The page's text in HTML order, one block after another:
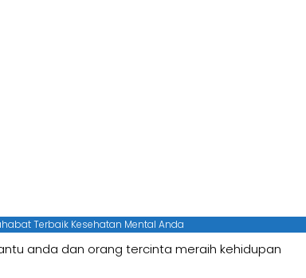
Terbaik Kesehatan Mental Anda
anda dan orang tercinta meraih kehidupan